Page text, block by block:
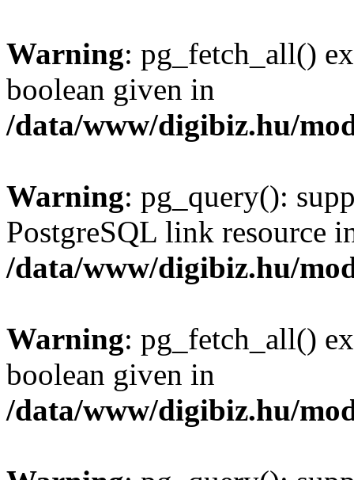
Warning: pg_fetch_all()
boolean given in
/data/www/digibiz.hu/
Warning: pg_query():
PostgreSQL link resource
/data/www/digibiz.hu/
Warning: pg_fetch_all()
boolean given in
/data/www/digibiz.hu/